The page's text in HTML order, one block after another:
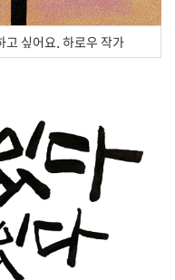
고 싶어요, 하로우 작가